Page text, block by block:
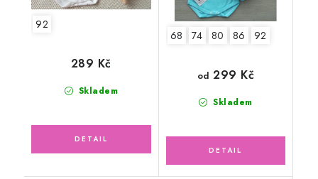
92
Skladem
289 Kč
68 74 80 86 92
Skladem
od 299 Kč